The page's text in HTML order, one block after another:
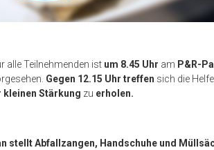
alle Teilnehmenden ist um 8.45 Uhr am P&R-
Gegen 12.15 Uhr treffen sich die
kleinen Stärkung zu erholen.
stellt Abfallzangen, Handschuhe und